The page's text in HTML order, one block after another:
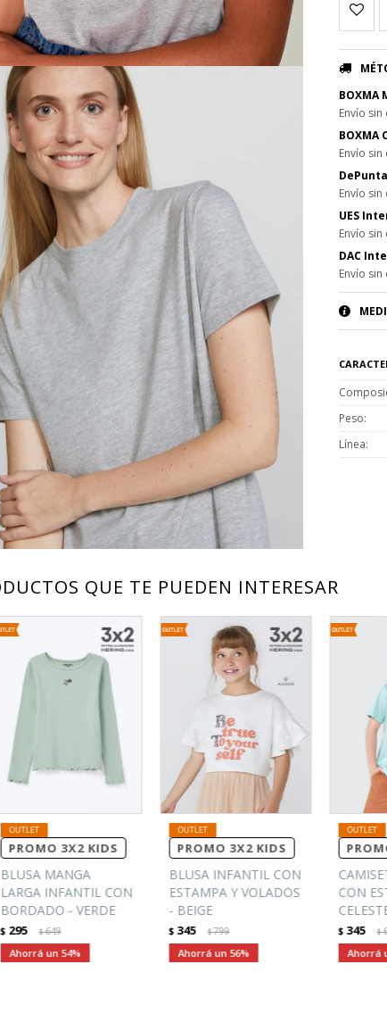
BOXMA
Envío
BOXMA
Envío
Envío
UES
Envío
DAC
Envío
Peso
Línea
QUE TE PUEDEN INTERESAR
PROMO 3X2 KIDS
BLUSA MANGA
LARGA INFANTIL CON
BORDADO - VERDE
$ 295 $649
54
PROMO 3X2 KIDS
BLUSA INFANTIL CON
ESTAMPA Y VOLADOS
- BEIGE
$ 345 $799
56
CON
$ 345 $